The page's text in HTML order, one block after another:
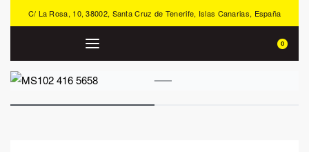
C/ La Rosa, 10, 38002, Santa Cruz de Tenerife, Islas Canarias, España
0